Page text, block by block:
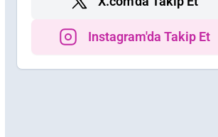
Instagram'da Takip Et